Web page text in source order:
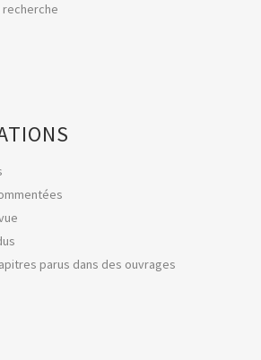
recherche
parus dans des ouvrages